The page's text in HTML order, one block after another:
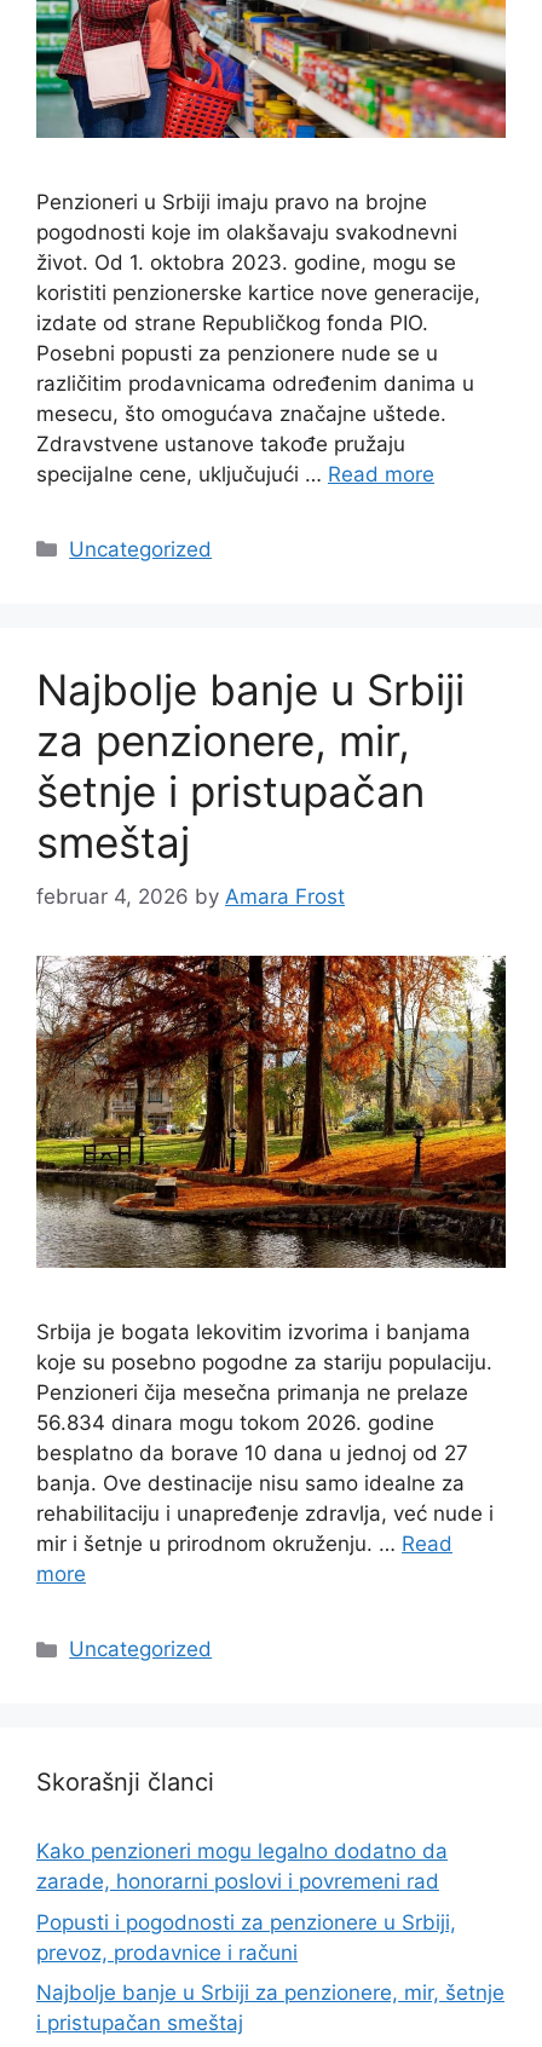
Penzioneri u Srbiji imaju pravo na brojne
pogodnosti koje im olakšavaju svakodnevni
život. Od 1. oktobra 2023. godine, mogu se
koristiti penzionerske kartice nove generacije,
izdate od strane Republičkog fonda PIO.
Posebni popusti za penzionere nude se u
različitim prodavnicama određenim danima u
mesecu, što omogućava značajne uštede.
Zdravstvene ustanove takođe pružaju
specijalne cene, uključujući … Read more
Categories
Uncategorized
Najbolje banje u Srbiji
za penzionere, mir,
šetnje i pristupačan
smeštaj
februar 4, 2026 by Amara Frost
Srbija je bogata lekovitim izvorima i banjama
koje su posebno pogodne za stariju populaciju.
Penzioneri čija mesečna primanja ne prelaze
56.834 dinara mogu tokom 2026. godine
besplatno da borave 10 dana u jednoj od 27
banja. Ove destinacije nisu samo idealne za
rehabilitaciju i unapređenje zdravlja, već nude i
mir i šetnje u prirodnom okruženju. … Read
more
Categories
Uncategorized
Skorašnji članci
Kako penzioneri mogu legalno dodatno da
zarade, honorarni poslovi i povremeni rad
Popusti i pogodnosti za penzionere u Srbiji,
prevoz, prodavnice i računi
Najbolje banje u Srbiji za penzionere, mir, šetnje
i pristupačan smeštaj